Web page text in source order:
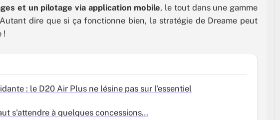
et un pilotage via application mobile, le tout dans une gamme
dire que si ça fonctionne bien, la stratégie de Dreame peut
!
: le D20 Air Plus ne lésine pas sur l'essentiel
s'attendre à quelques concessions…